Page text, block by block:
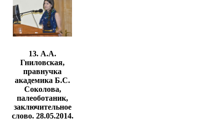
13. А.А.
Гниловская,
правнучка
академика Б.С.
Соколова,
палеоботаник,
заключительное
слово. 28.05.2014.